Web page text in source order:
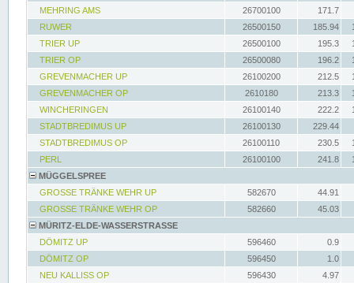
MEHRING AMS
26700100
171.7
RUWER
26500150 185.94
TRIER UP
26500100 195.3
TRIER OP
26500080 196.2
GREVENMACHER UP
26100200 212.5
GREVENMACHER OP
2610180 213.3
WINCHERINGEN
26100140 222.2
STADTBREDIMUS UP
26100130
229.44
STADTBREDIMUS OP
26100110 230.5
PERL
26100100 241.8
MÜGGELSPREE
GROSSE TRÄNKE WEHR UP
582670
44.91
GROSSE TRÄNKE WEHR OP
582660
45.03
MÜRITZ-ELDE-WASSERSTRASSE
DÖMITZ UP
596460
0.9
DÖMITZ OP
596450
1.0
NEU KALLISS OP
596430
4.97